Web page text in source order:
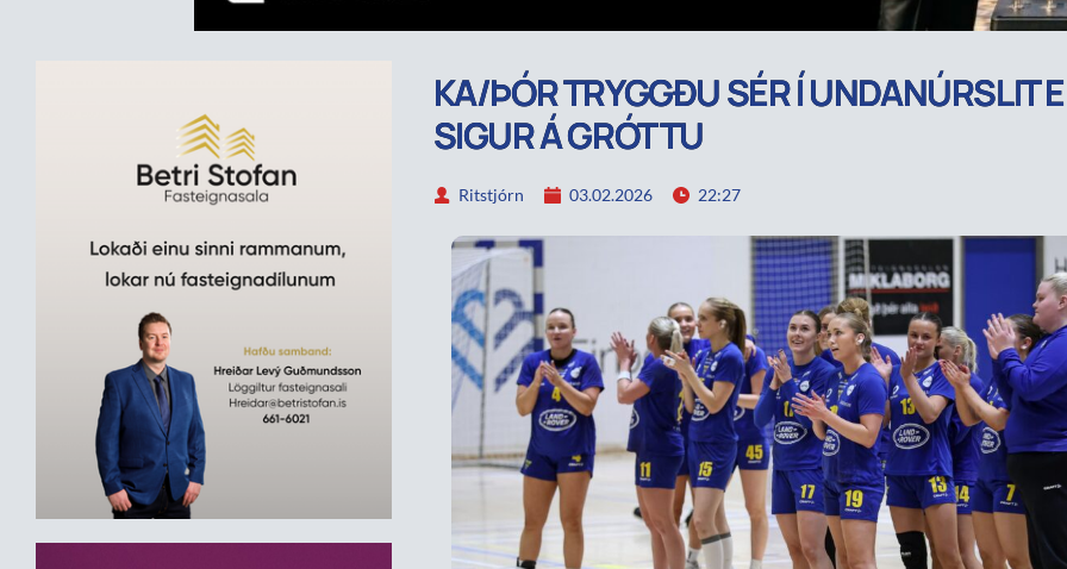
KA/ÞÓR TRYGGÐU SÉR Í UNDANÚRSLIT
SIGUR Á GRÓTTU
Ritstjórn 03.02.2026 22:27